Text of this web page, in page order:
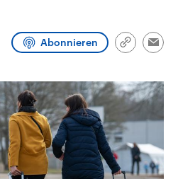
Abonnieren
Link